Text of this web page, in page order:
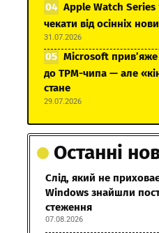
Apple Watch Series
чекати від осінніх
31.07.2026
Microsoft
до TPM-чипа — але
стане
29.07.2026
Останні
Слід, який не
Windows знайшли
стеження
07.08.2026